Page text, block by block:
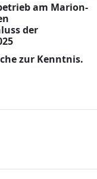
am Marion-
der
zur Kenntnis.